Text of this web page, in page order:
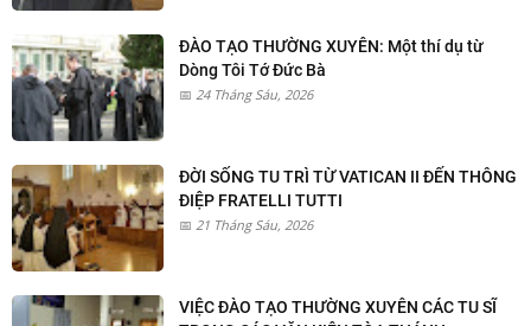
ĐÀO TẠO THƯỜNG XUYÊN: Một thí dụ từ
Dòng Tôi Tớ Đức Bà
24 Tháng Sáu, 2026
ĐỜI SỐNG TU TRÌ TỪ VATICAN II ĐẾN THÔNG
ĐIỆP FRATELLI TUTTI
21 Tháng Sáu, 2026
VIỆC ĐÀO TẠO THƯỜNG XUYÊN CÁC TU SĨ